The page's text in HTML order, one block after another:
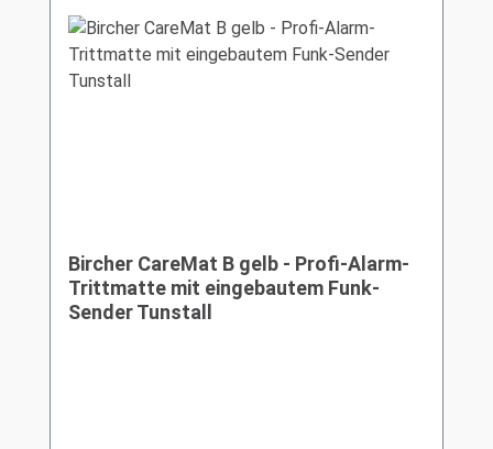
Bircher CareMat B gelb - Profi-Alarm-
Trittmatte mit eingebautem Funk-
Sender Tunstall